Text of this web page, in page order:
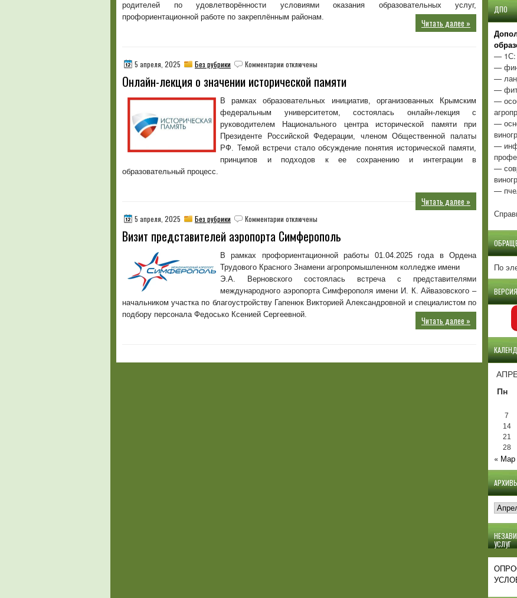
родителей по удовлетворённости условиями оказания образовательных услуг,
профориентационной работе по закреплённым районам.
Читать далее »
5 апреля, 2025 Без рубрики Комментарии к
Онлайн-
о
значении
исторической
памяти
отключены
Онлайн-лекция о значении исторической памяти
В рамках образовательных инициатив, организованных Крымским
федеральным университетом, состоялась онлайн-лекция с
руководителем Национального центра исторической памяти при
Президенте Российской Федерации, членом Общественной палаты
РФ. Темой встречи стало обсуждение понятия исторической памяти,
принципов и подходов к ее сохранению и интеграции в
образовательный процесс.
Читать далее »
5 апреля, 2025 Без рубрики Комментарии к
Визит
аэропорта
Симферополь
отключены
Визит представителей аэропорта Симферополь
В рамках профориентационной работы 01.04.2025 года в Ордена
Трудового Красного Знамени агропромышленном колледже имени
Э.А. Верновского состоялась встреча с представителями
международного аэропорта Симферополя имени И. К. Айвазовского –
начальником участка по благоустройству Гапенюк Викторией Александровной и специалистом по
подбору персонала Федосько Ксенией Сергеевной.
Читать далее »
ДПО
Д
— 1С:
—
—
—
—
—
—
—
—
По
Пн
7
14
21
28
« Мар
УСЛУГ